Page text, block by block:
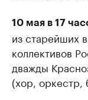
10 мая в 17
из старейших
коллективов
дважды
(хор, оркестр,